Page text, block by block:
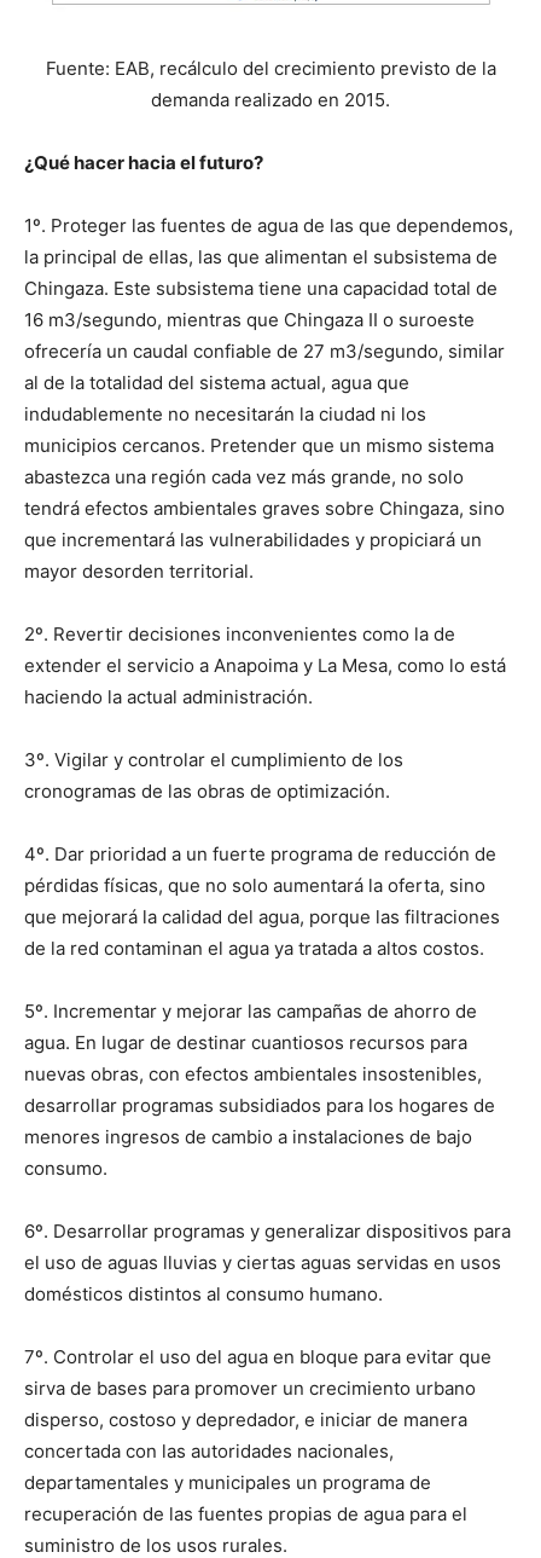
Fuente: EAB, recálculo del crecimiento previsto de la
demanda realizado en 2015.
¿Qué hacer hacia el futuro?
1º. Proteger las fuentes de agua de las que dependemos,
la principal de ellas, las que alimentan el subsistema de
Chingaza. Este subsistema tiene una capacidad total de
16 m3/segundo, mientras que Chingaza II o suroeste
ofrecería un caudal confiable de 27 m3/segundo, similar
al de la totalidad del sistema actual, agua que
indudablemente no necesitarán la ciudad ni los
municipios cercanos. Pretender que un mismo sistema
abastezca una región cada vez más grande, no solo
tendrá efectos ambientales graves sobre Chingaza, sino
que incrementará las vulnerabilidades y propiciará un
mayor desorden territorial.
2º. Revertir decisiones inconvenientes como la de
extender el servicio a Anapoima y La Mesa, como lo está
haciendo la actual administración.
3º. Vigilar y controlar el cumplimiento de los
cronogramas de las obras de optimización.
4º. Dar prioridad a un fuerte programa de reducción de
pérdidas físicas, que no solo aumentará la oferta, sino
que mejorará la calidad del agua, porque las filtraciones
de la red contaminan el agua ya tratada a altos costos.
5º. Incrementar y mejorar las campañas de ahorro de
agua. En lugar de destinar cuantiosos recursos para
nuevas obras, con efectos ambientales insostenibles,
desarrollar programas subsidiados para los hogares de
menores ingresos de cambio a instalaciones de bajo
consumo.
6º. Desarrollar programas y generalizar dispositivos para
el uso de aguas lluvias y ciertas aguas servidas en usos
domésticos distintos al consumo humano.
7º. Controlar el uso del agua en bloque para evitar que
sirva de bases para promover un crecimiento urbano
disperso, costoso y depredador, e iniciar de manera
concertada con las autoridades nacionales,
departamentales y municipales un programa de
recuperación de las fuentes propias de agua para el
suministro de los usos rurales.